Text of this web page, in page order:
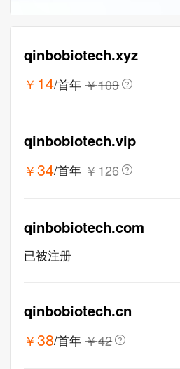
qinbobiotech.xyz
￥ 14/首年 ￥109
qinbobiotech.vip
￥ 34/首年 ￥126
qinbobiotech.com
已被注册
qinbobiotech.cn
￥ 38/首年 ￥42